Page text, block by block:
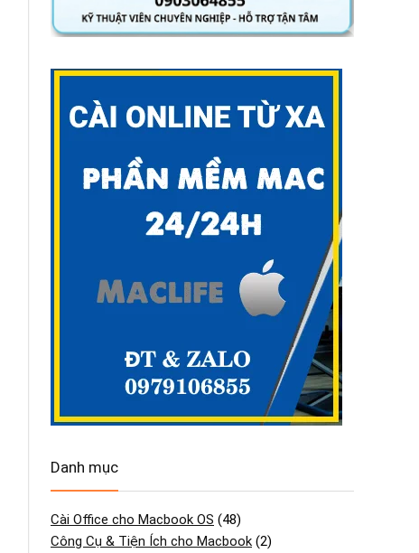
Danh mục
Cài Office cho Macbook OS (48)
Công Cụ & Tiện Ích cho Macbook (2)